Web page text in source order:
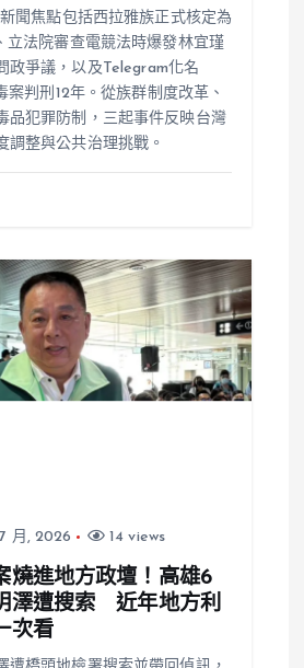
聞焦點包括西拉雅族正式核定為
立法院審查電競法時爆發林宜瑾
政爭議，以及Telegram化名
案判刑12年。從族群制度改革、
品犯罪防制，三起事件反映台灣
調整與公共治理挑戰。
7 月, 2026 14 views
燒進地方政壇！高雄6
澤遭搜索 近年地方利
次看